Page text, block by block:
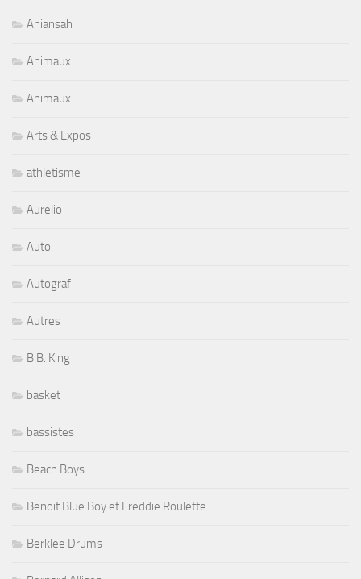
Aniansah
Animaux
Animaux
Arts & Expos
athletisme
Aurelio
Auto
Autograf
Autres
B.B. King
basket
bassistes
Beach Boys
Benoit Blue Boy et Freddie Roulette
Berklee Drums